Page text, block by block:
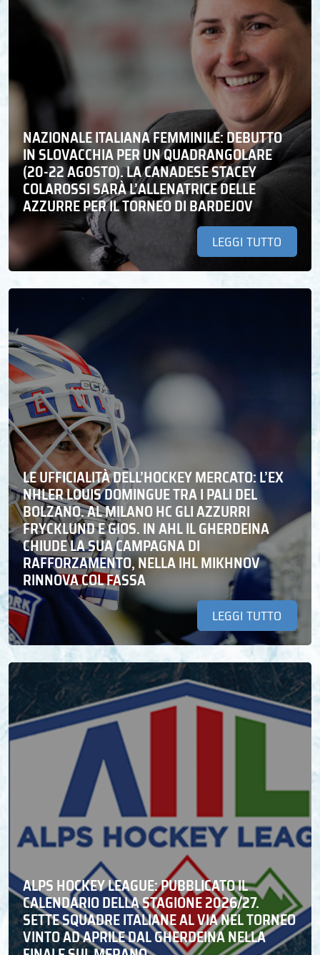
NAZIONALE ITALIANA FEMMINILE: DEBUTTO
IN SLOVACCHIA PER UN QUADRANGOLARE
(20-22 AGOSTO). LA CANADESE STACEY
COLAROSSI SARÀ L’ALLENATRICE DELLE
AZZURRE PER IL TORNEO DI BARDEJOV
LEGGI TUTTO
LE UFFICIALITÀ DELL’HOCKEY MERCATO: L’EX
NHLER LOUIS DOMINGUE TRA I PALI DEL
BOLZANO. AL MILANO HC GLI AZZURRI
FRYCKLUND E GIOS. IN AHL IL GHERDEINA
CHIUDE LA SUA CAMPAGNA DI
RAFFORZAMENTO, NELLA IHL MIKHNOV
RINNOVA COL FASSA
LEGGI TUTTO
ALPS HOCKEY LEAGUE: PUBBLICATO IL
CALENDARIO DELLA STAGIONE 2026/27.
SETTE SQUADRE ITALIANE AL VIA NEL TORNEO
VINTO AD APRILE DAL GHERDEINA NELLA